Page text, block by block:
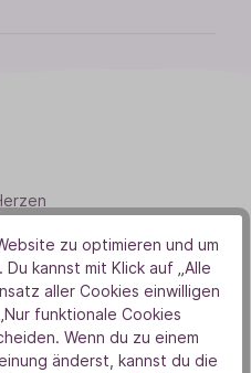
zur Naturzu optimieren und um
kannst mit Klick auf „Alle
aller Cookies einwilligen
funktionale Cookies
Wenn du zu einem
änderst, kannst du die